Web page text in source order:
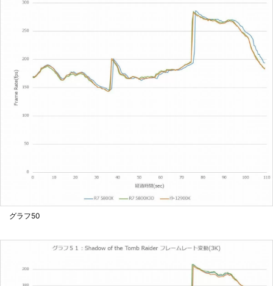
グラフ50